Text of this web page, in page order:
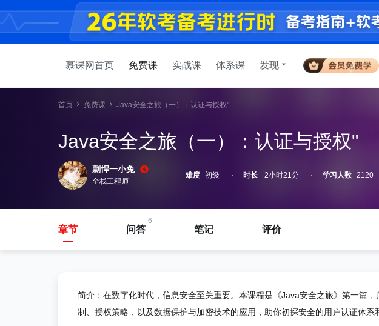
慕课网首页 免费课 实战课 体系课 发现
首页 免费课 Java安全之旅（一）：认证与授权"
Java安全之旅（一）：认证与授权"
剽悍一小兔
全栈工程师
难度 初级 时长 2小时21分 学习人数 2120
章节
6
问答 笔记 评价
简介：在数字化时代，信息安全至关重要。本课程是《Java安全之旅》第一篇
制、授权策略，以及数据保护与加密技术的应用，助你初探安全的用户认证体系